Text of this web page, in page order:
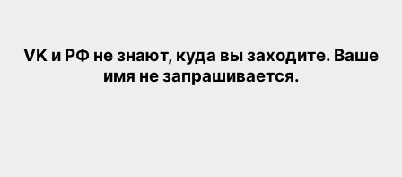
VK и РФ не знают, куда вы заходите. Ваше
имя не запрашивается.